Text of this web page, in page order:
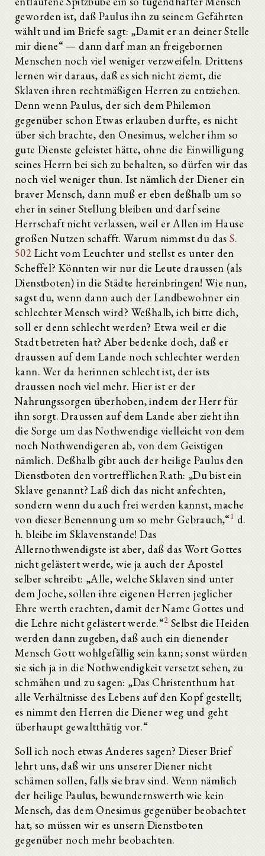
geworden ist, daß Paulus ihn zu seinem Gefährten
wählt und im Briefe sagt: „Damit er an deiner Stelle
mir diene“ — dann darf man an freigebornen
Menschen noch viel weniger verzweifeln. Drittens
lernen wir daraus, daß es sich nicht ziemt, die
Sklaven ihren rechtmäßigen Herren zu entziehen.
Denn wenn Paulus, der sich dem Philemon
gegenüber schon Etwas erlauben durfte, es nicht
über sich brachte, den Onesimus, welcher ihm so
gute Dienste geleistet hätte, ohne die Einwilligung
seines Herrn bei sich zu behalten, so dürfen wir das
noch viel weniger thun. Ist nämlich der Diener ein
braver Mensch, dann muß er eben deßhalb um so
eher in seiner Stellung bleiben und darf seine
Herrschaft nicht verlassen, weil er Allen im Hause
großen Nutzen schafft. Warum nimmst du dasS.
502 Licht vom Leuchter und stellst es unter den
Scheffel? Könnten wir nur die Leute draussen (als
Dienstboten) in die Städte hereinbringen! Wie nun,
sagst du, wenn dann auch der Landbewohner ein
schlechter Mensch wird? Weßhalb, ich bitte dich,
soll er denn schlecht werden? Etwa weil er die
Stadt betreten hat? Aber bedenke doch, daß er
draussen auf dem Lande noch schlechter werden
kann. Wer da herinnen schlecht ist, der ists
draussen noch viel mehr. Hier ist er der
Nahrungssorgen überhoben, indem der Herr für
ihn sorgt. Draussen auf dem Lande aber zieht ihn
die Sorge um das Nothwendige vielleicht von dem
noch Nothwendigeren ab, von dem Geistigen
nämlich. Deßhalb gibt auch der heilige Paulus den
Dienstboten den vortrefflichen Rath: „Du bist ein
Sklave genannt? Laß dich das nicht anfechten,
sondern wenn du auch frei werden kannst, mache
von dieser Benennung um so mehr Gebrauch,“1 d.
h. bleibe im Sklavenstande! Das
Allernothwendigste ist aber, daß das Wort Gottes
nicht gelästert werde, wie ja auch der Apostel
selber schreibt: „Alle, welche Sklaven sind unter
dem Joche, sollen ihre eigenen Herren jeglicher
Ehre werth erachten, damit der Name Gottes und
die Lehre nicht gelästert werde.“2 Selbst die Heiden
werden dann zugeben, daß auch ein dienender
Mensch Gott wohlgefällig sein kann; sonst würden
sie sich ja in die Nothwendigkeit versetzt sehen, zu
schmähen und zu sagen: „Das Christenthum hat
alle Verhältnisse des Lebens auf den Kopf gestellt;
es nimmt den Herren die Diener weg und geht
überhaupt gewaltthätig vor.“
Soll ich noch etwas Anderes sagen? Dieser Brief
lehrt uns, daß wir uns unserer Diener nicht
schämen sollen, falls sie brav sind. Wenn nämlich
der heilige Paulus, bewundernswerth wie kein
Mensch, das dem Onesimus gegenüber beobachtet
hat, so müssen wir es unsern Dienstboten
gegenüber noch mehr beobachten.